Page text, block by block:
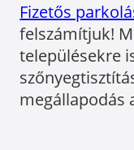
Fizetős
felszámítjuk!
településekre
megállapodás